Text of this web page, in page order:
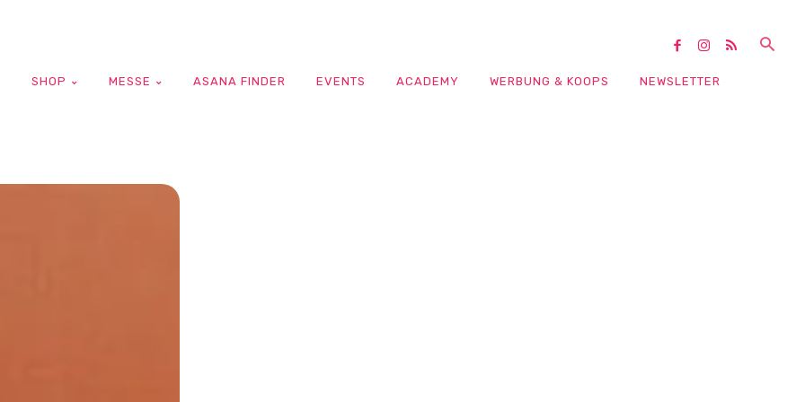
SHOP MESSE ASANA FINDER EVENTS ACADEMY WERBUNG & KOOPS NEWSLETTER